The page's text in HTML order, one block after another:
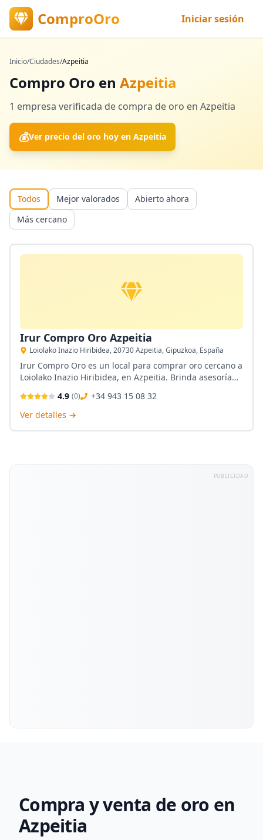
ComproOro Iniciar sesión
Inicio/Ciudades/Azpeitia
Compro Oro en Azpeitia
1 empresa verificada de compra de oro en Azpeitia
💰Ver precio del oro hoy en Azpeitia
Todos Mejor valorados
Abierto ahora
Más cercano
Irur Compro Oro Azpeitia
Loiolako Inazio Hiribidea, 20730 Azpeitia, Gipuzkoa, España
Irur Compro Oro es un local para comprar oro cercano a
Loiolako Inazio Hiribidea, en Azpeitia. Brinda asesoría
En su tienda cuenta con taller de reparaciones de joyas
y puede colocar pilas a ese reloj que no usa.
4.9 (0)
+34 943 15 08 32
Ver detalles →
PUBLICIDAD
Compra y venta de oro en
Azpeitia